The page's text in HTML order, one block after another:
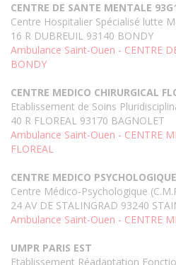
CENTRE DE SANTE MENTALE
Centre Hospitalier Spécialisé lutte
16 R DUBREUIL 93140 BONDY
Ambulance Saint-Ouen - CENTRE
BONDY
CENTRE MEDICO CHIRURGICAL
Etablissement de Soins
40 R FLOREAL 93170 BAGNOLET
Ambulance Saint-Ouen - CENTRE
FLOREAL
CENTRE MEDICO PSYCHOLOGIQUE
Centre Médico-Psychologique
24 AV DE STALINGRAD 93240
Ambulance Saint-Ouen - CENTRE
UMPR PARIS EST
Etablissement Réadaptation